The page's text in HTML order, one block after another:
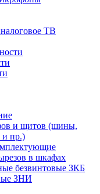
ТВ
и щитов (шины,
и пр.)
в шкафах
безвинтовые ЗКБ
ЗНИ